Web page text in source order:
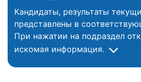
Кандидаты, результаты
представлены в
При нажатии на подраздел
искомая информация.